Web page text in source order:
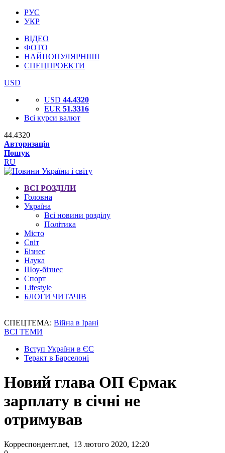
РУС
УКР
ВІДЕО
ФОТО
НАЙПОПУЛЯРНІШІ
СПЕЦПРОЕКТИ
USD
USD 44.4320
EUR 51.3316
Всі курси валют
44.4320
Авторизація
Пошук
RU
ВСІ РОЗДІЛИ
Головна
Україна
Всі новини розділу
Політика
Місто
Світ
Бізнес
Наука
Шоу-бізнес
Спорт
Lifestyle
БЛОГИ ЧИТАЧІВ
СПЕЦТЕМА: Війна в Ірані
ВСІ ТЕМИ
Вступ України в ЄС
Теракт в Барселоні
Новий глава ОП Єрмак
зарплату в січні не
отримував
Корреспондент.net, 13 лютого 2020, 12:20